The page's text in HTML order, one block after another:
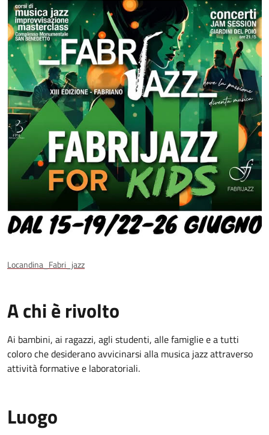
Locandina_Fabri_jazz
A chi è rivolto
Ai bambini, ai ragazzi, agli studenti, alle famiglie e a tutti
coloro che desiderano avvicinarsi alla musica jazz attraverso
attività formative e laboratoriali.
Luogo